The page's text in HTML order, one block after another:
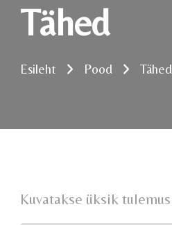
Tähed
Esileht Pood Tähed
Kuvatakse üksik tulemus